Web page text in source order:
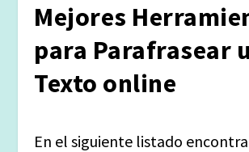
Mejores
para Parafrasear
Texto online
En el siguiente listado